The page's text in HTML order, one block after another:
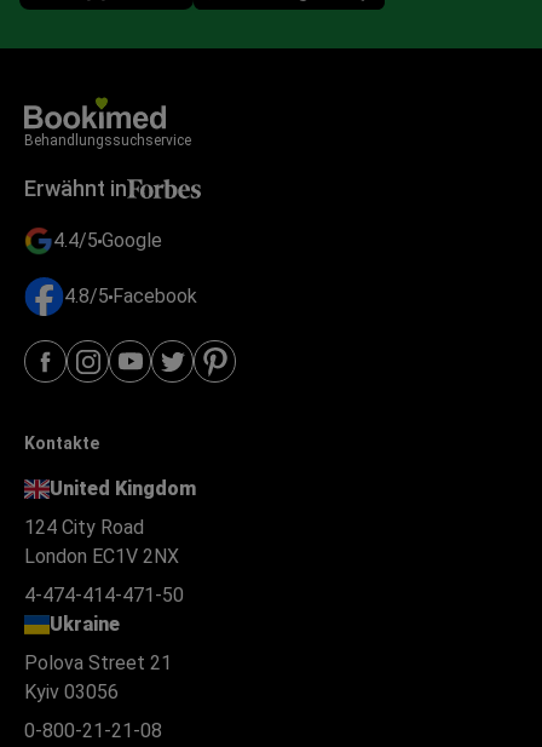
Behandlungssuchservice
Erwähnt in
4.4/5 Google
4.8/5 Facebook
Kontakte
United Kingdom
124 City Road
London EC1V 2NX
4-474-414-471-50
Ukraine
Polova Street 21
Kyiv 03056
0-800-21-21-08